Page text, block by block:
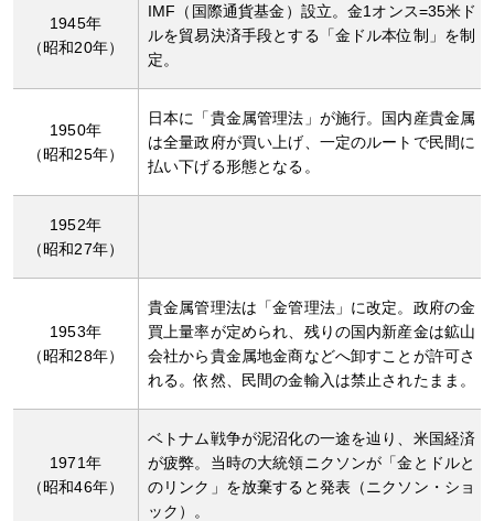
1945年
（昭和20年）
IMF（国際通貨基金）設立。金1オンス=35米ド
ルを貿易決済手段とする「金ドル本位制」を制
定。
1950年
（昭和25年）
日本に「貴金属管理法」が施行。国内産貴金属
は全量政府が買い上げ、一定のルートで民間に
払い下げる形態となる。
1952年
（昭和27年）
1953年
（昭和28年）
貴金属管理法は「金管理法」に改定。政府の金
買上量率が定められ、残りの国内新産金は鉱山
会社から貴金属地金商などへ卸すことが許可さ
れる。依然、民間の金輸入は禁止されたまま。
1971年
（昭和46年）
ベトナム戦争が泥沼化の一途を辿り、米国経済
が疲弊。当時の大統領ニクソンが「金とドルと
のリンク」を放棄すると発表（ニクソン・ショ
ック）。